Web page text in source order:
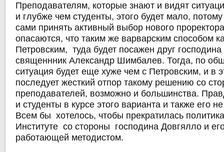
Преподавателям, которые знают и видят
и глубже чем студенты, этого будет мало,
сами принять активный выбор нового
опасаются, что таким же варварским способом
Петровским, туда будет посажен друг
священнник Александр Шимбалев. Тогда, по
ситуация будет еще хуже чем с Петровским, и в
последует жесткий отпор такому решению со
преподавателей, возможно и большинства.
и студенты в курсе этого варианта и также его
Всем бы хотелось, чтобы прекратилась
Институте со стороны господина Довгялло и
работающей методистом.